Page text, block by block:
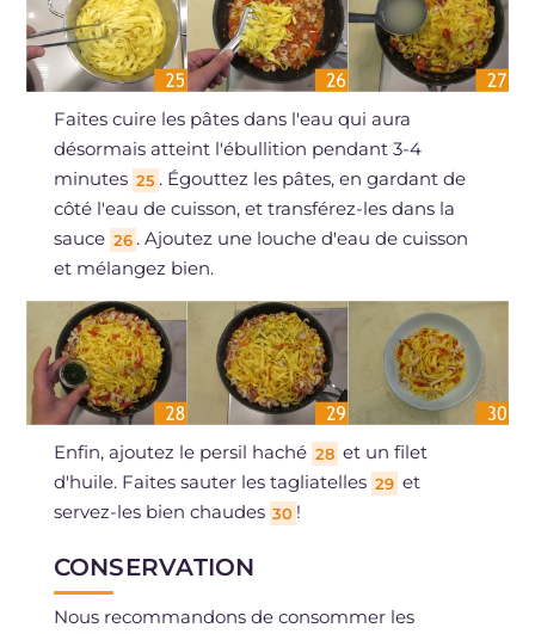
Faites cuire les pâtes dans l'eau qui aura
désormais atteint l'ébullition pendant 3-4
minutes 25 . Égouttez les pâtes, en gardant de
côté l'eau de cuisson, et transférez-les dans la
sauce 26 . Ajoutez une louche d'eau de cuisson
et mélangez bien.
Enfin, ajoutez le persil haché 28 et un filet
d'huile. Faites sauter les tagliatelles 29 et
servez-les bien chaudes 30 !
CONSERVATION
Nous recommandons de consommer les